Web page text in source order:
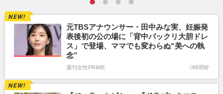
元TBSアナウンサー・田中みな実、妊娠発
表後初の公の場に「背中パックリ大胆ドレ
ス」で登場、ママでも変わらぬ“美への執
念”
週刊女性PRIME 0時間前